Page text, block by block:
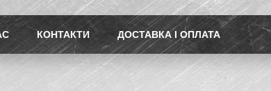
КОНТАКТИ ДОСТАВКА І ОПЛАТА